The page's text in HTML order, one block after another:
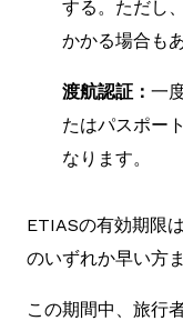
する。ただし
かかる場合もあ
渡航認証： 一
たはパスポー
なります。
ETIASの有効期限
のいずれか早い方
この期間中、旅行